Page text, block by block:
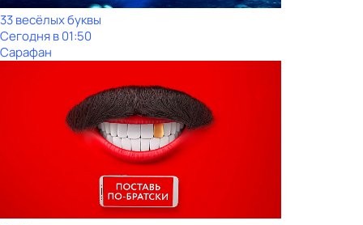
33 весёлых буквы
Сегодня в 01:50
Сарафан